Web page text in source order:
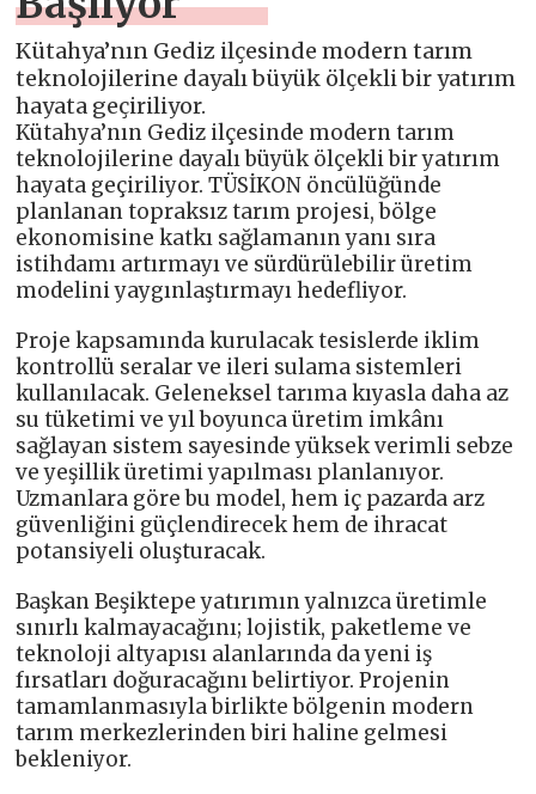
Kütahya’nın Gediz ilçesinde modern tarım
teknolojilerine dayalı büyük ölçekli bir yatırım
hayata geçiriliyor.
Kütahya’nın Gediz ilçesinde modern tarım
teknolojilerine dayalı büyük ölçekli bir yatırım
hayata geçiriliyor. TÜSİKON öncülüğünde
planlanan topraksız tarım projesi, bölge
ekonomisine katkı sağlamanın yanı sıra
istihdamı artırmayı ve sürdürülebilir üretim
modelini yaygınlaştırmayı hedefliyor.
Proje kapsamında kurulacak tesislerde iklim
kontrollü seralar ve ileri sulama sistemleri
kullanılacak. Geleneksel tarıma kıyasla daha az
su tüketimi ve yıl boyunca üretim imkânı
sağlayan sistem sayesinde yüksek verimli sebze
ve yeşillik üretimi yapılması planlanıyor.
Uzmanlara göre bu model, hem iç pazarda arz
güvenliğini güçlendirecek hem de ihracat
potansiyeli oluşturacak.
Başkan Beşiktepe yatırımın yalnızca üretimle
sınırlı kalmayacağını; lojistik, paketleme ve
teknoloji altyapısı alanlarında da yeni iş
fırsatları doğuracağını belirtiyor. Projenin
tamamlanmasıyla birlikte bölgenin modern
tarım merkezlerinden biri haline gelmesi
bekleniyor.